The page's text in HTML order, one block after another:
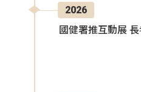
2026
國健署推互動展